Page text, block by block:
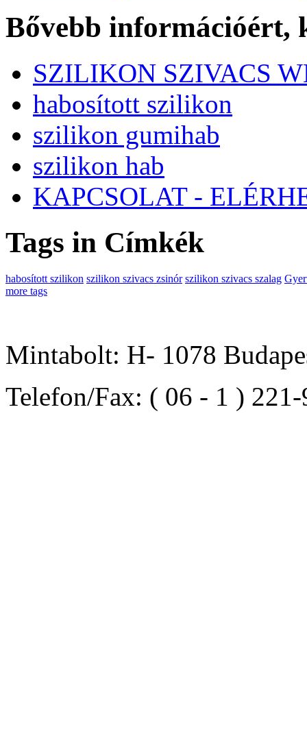
Bővebb
SZILIKON SZIVACS
habosított szilikon
szilikon gumihab
szilikon hab
KAPCSOLAT -
Tags in Címkék
habosított szilikon szilikon szivacs zsinór szilikon szivacs szalag
more tags
Mintabolt: H- 1078
Telefon/Fax: ( 06 - 1 )